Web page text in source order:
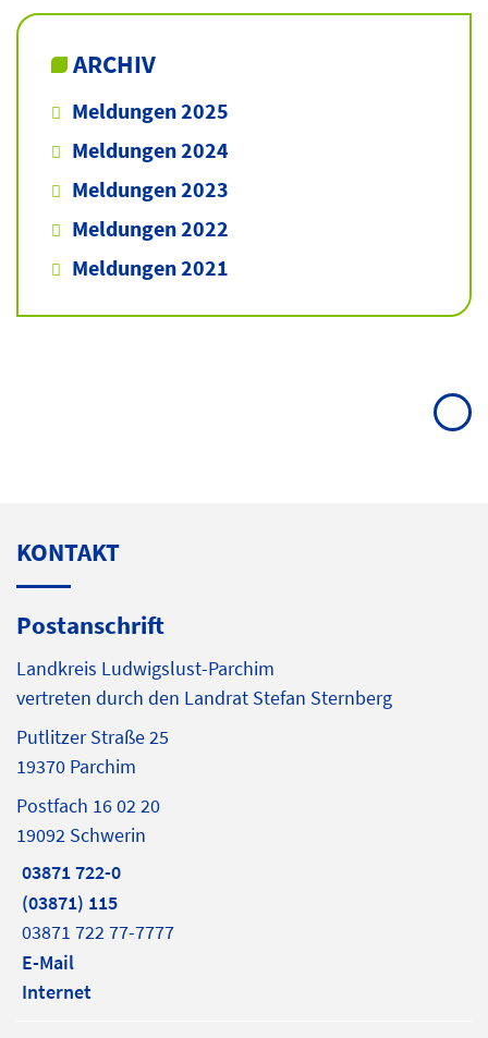
ARCHIV
Meldungen 2025
Meldungen 2024
Meldungen 2023
Meldungen 2022
Meldungen 2021
KONTAKT
Postanschrift
Landkreis Ludwigslust-Parchim
vertreten durch den Landrat Stefan Sternberg
Putlitzer Straße 25
19370 Parchim
Postfach 16 02 20
19092 Schwerin
03871 722-0
(03871) 115
03871 722 77-7777
E-Mail
Internet